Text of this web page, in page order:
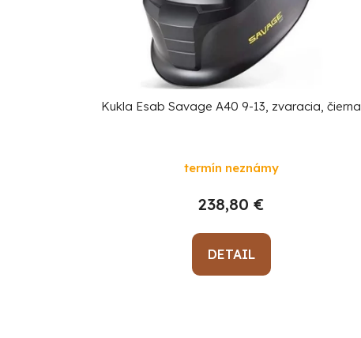
Kukla Esab Savage A40 9-13, zvaracia, čierna
termín neznámy
238,80 €
DETAIL